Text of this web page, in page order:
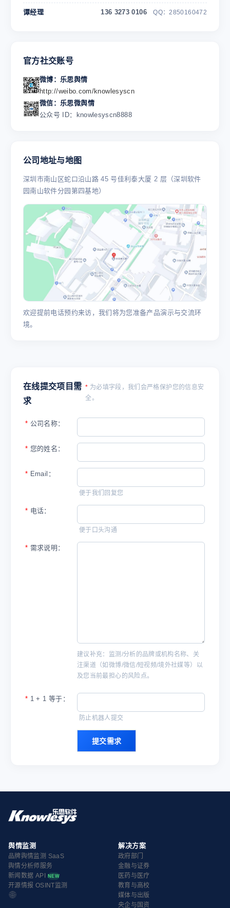
谭经理 136 3273 0106 QQ：2850160472
官方社交账号
微博：乐思舆情
http://weibo.com/knowlesyscn
微信：乐思微舆情
公众号 ID：knowlesyscn8888
公司地址与地图
深圳市南山区蛇口沿山路 45 号佳利泰大厦 2 层（深圳软件
园南山软件分园第四基地）
欢迎提前电话预约来访，我们将为您准备产品演示与交流环
境。
在线提交项目需
求
* 为必填字段，我们会严格保护您的信息安
全。
* 公司名称：
* 您的姓名：
* Email：
便于我们回复您
* 电话：
便于口头沟通
* 需求说明：
建议补充：监测/分析的品牌或机构名称、关
注渠道（如微博/微信/短视频/境外社媒等）以
及您当前最担心的风险点。
* 1 + 1 等于：
防止机器人提交
舆情监测
品牌舆情监测 SaaS
舆情分析师服务
新闻数据 API
NEW
开源情报 OSINT监测
🌐
解决方案
政府部门
金融与证券
医药与医疗
教育与高校
媒体与出版
央企与国资